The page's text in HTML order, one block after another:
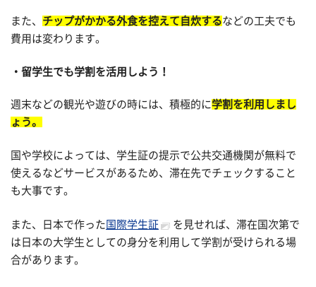
また、 チップがかかる外食を控えて自炊するなどの工夫でも
費用は変わります。
留学生でも学割を活用しよう！
週末などの観光や遊びの時には、積極的に 学割を利用しまし
ょう。
国や学校によっては、学生証の提示で公共交通機関が無料で
使えるなどサービスがあるため、滞在先でチェックすること
も大事です。
また、日本で作った 国際学生証
を見せれば、滞在国次第で
は日本の大学生としての身分を利用して学割が受けられる場
合があります。